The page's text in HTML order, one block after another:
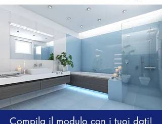
Compila il modulo con i tuoi dati!